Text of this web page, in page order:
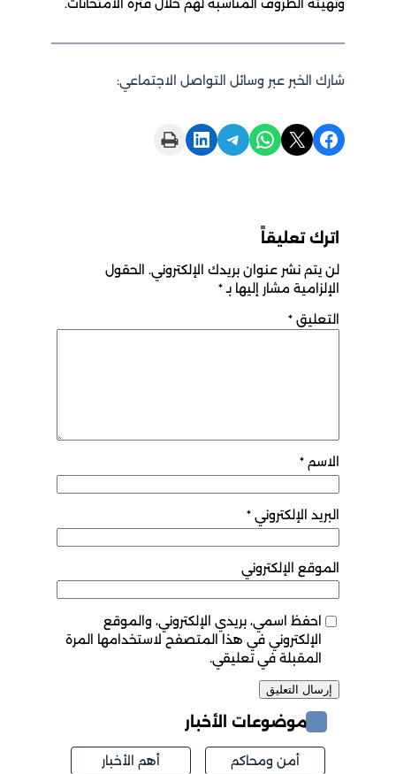
وتهيئة الظروف المناسبة لهم خلال فترة الامتحانات.
شارك الخبر عبر وسائل التواصل الاجتماعي:
Share on Facebook
Share on X
Share on WhatsApp
Share on Telegram
Share on LinkedIn
Print this Page
اترك تعليقاً
لن يتم نشر عنوان بريدك الإلكتروني. الحقول
الإلزامية مشار إليها بـ *
التعليق*
الاسم*
البريد الإلكتروني *
الموقع الإلكتروني
احفظ اسمي، بريدي الإلكتروني، والموقع
الإلكتروني في هذا المتصفح لاستخدامها المرة
المقبلة في تعليقي.
موضوعات الأخبار
أمن ومحاكم أهم الأخبار